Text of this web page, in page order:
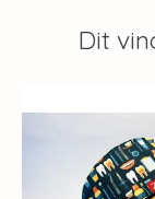
Dit
Items van